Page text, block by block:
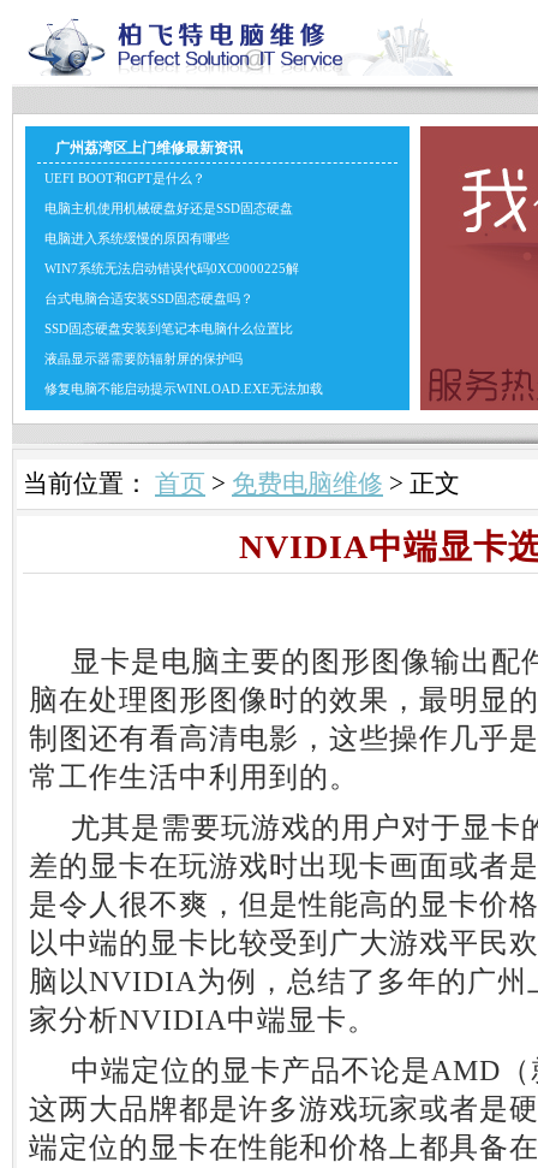
广州荔湾区上门维修最新资讯
UEFI BOOT和GPT是什么？
电脑主机使用机械硬盘好还是SSD固态硬盘
电脑进入系统缓慢的原因有哪些
WIN7系统无法启动错误代码0XC0000225解
台式电脑合适安装SSD固态硬盘吗？
SSD固态硬盘安装到笔记本电脑什么位置比
液晶显示器需要防辐射屏的保护吗
修复电脑不能启动提示WINLOAD.EXE无法加载
当前位置： 首页 > 免费电脑维修 > 正文
NVIDIA中端显卡
显卡是电脑主要的图形图像输出配
脑在处理图形图像时的效果，最明显
制图还有看高清电影，这些操作几乎
常工作生活中利用到的。
尤其是需要玩游戏的用户对于显卡
差的显卡在玩游戏时出现卡画面或者
是令人很不爽，但是性能高的显卡价
以中端的显卡比较受到广大游戏平民
脑以NVIDIA为例，总结了多年的广
家分析NVIDIA中端显卡。
中端定位的显卡产品不论是AMD
这两大品牌都是许多游戏玩家或者是
端定位的显卡在性能和价格上都具备